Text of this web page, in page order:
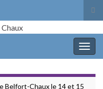
Belfort-Chaux le 14 et 15